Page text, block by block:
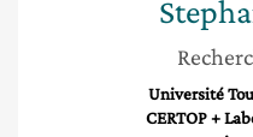
Université
CERTOP +